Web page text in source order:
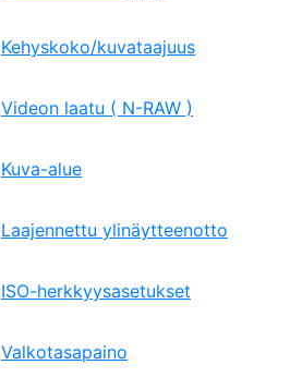
Kehyskoko/kuvataajuus
Videon laatu ( N-RAW )
Kuva-alue
Laajennettu ylinäytteenotto
ISO-herkkyysasetukset
Valkotasapaino